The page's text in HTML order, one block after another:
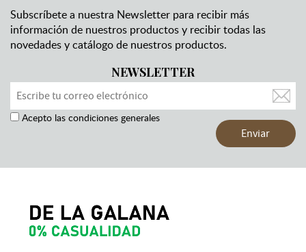
Subscríbete a nuestra Newsletter para recibir más
información de nuestros productos y recibir todas las
novedades y catálogo de nuestros productos.
NEWSLETTER
Acepto las condiciones generales